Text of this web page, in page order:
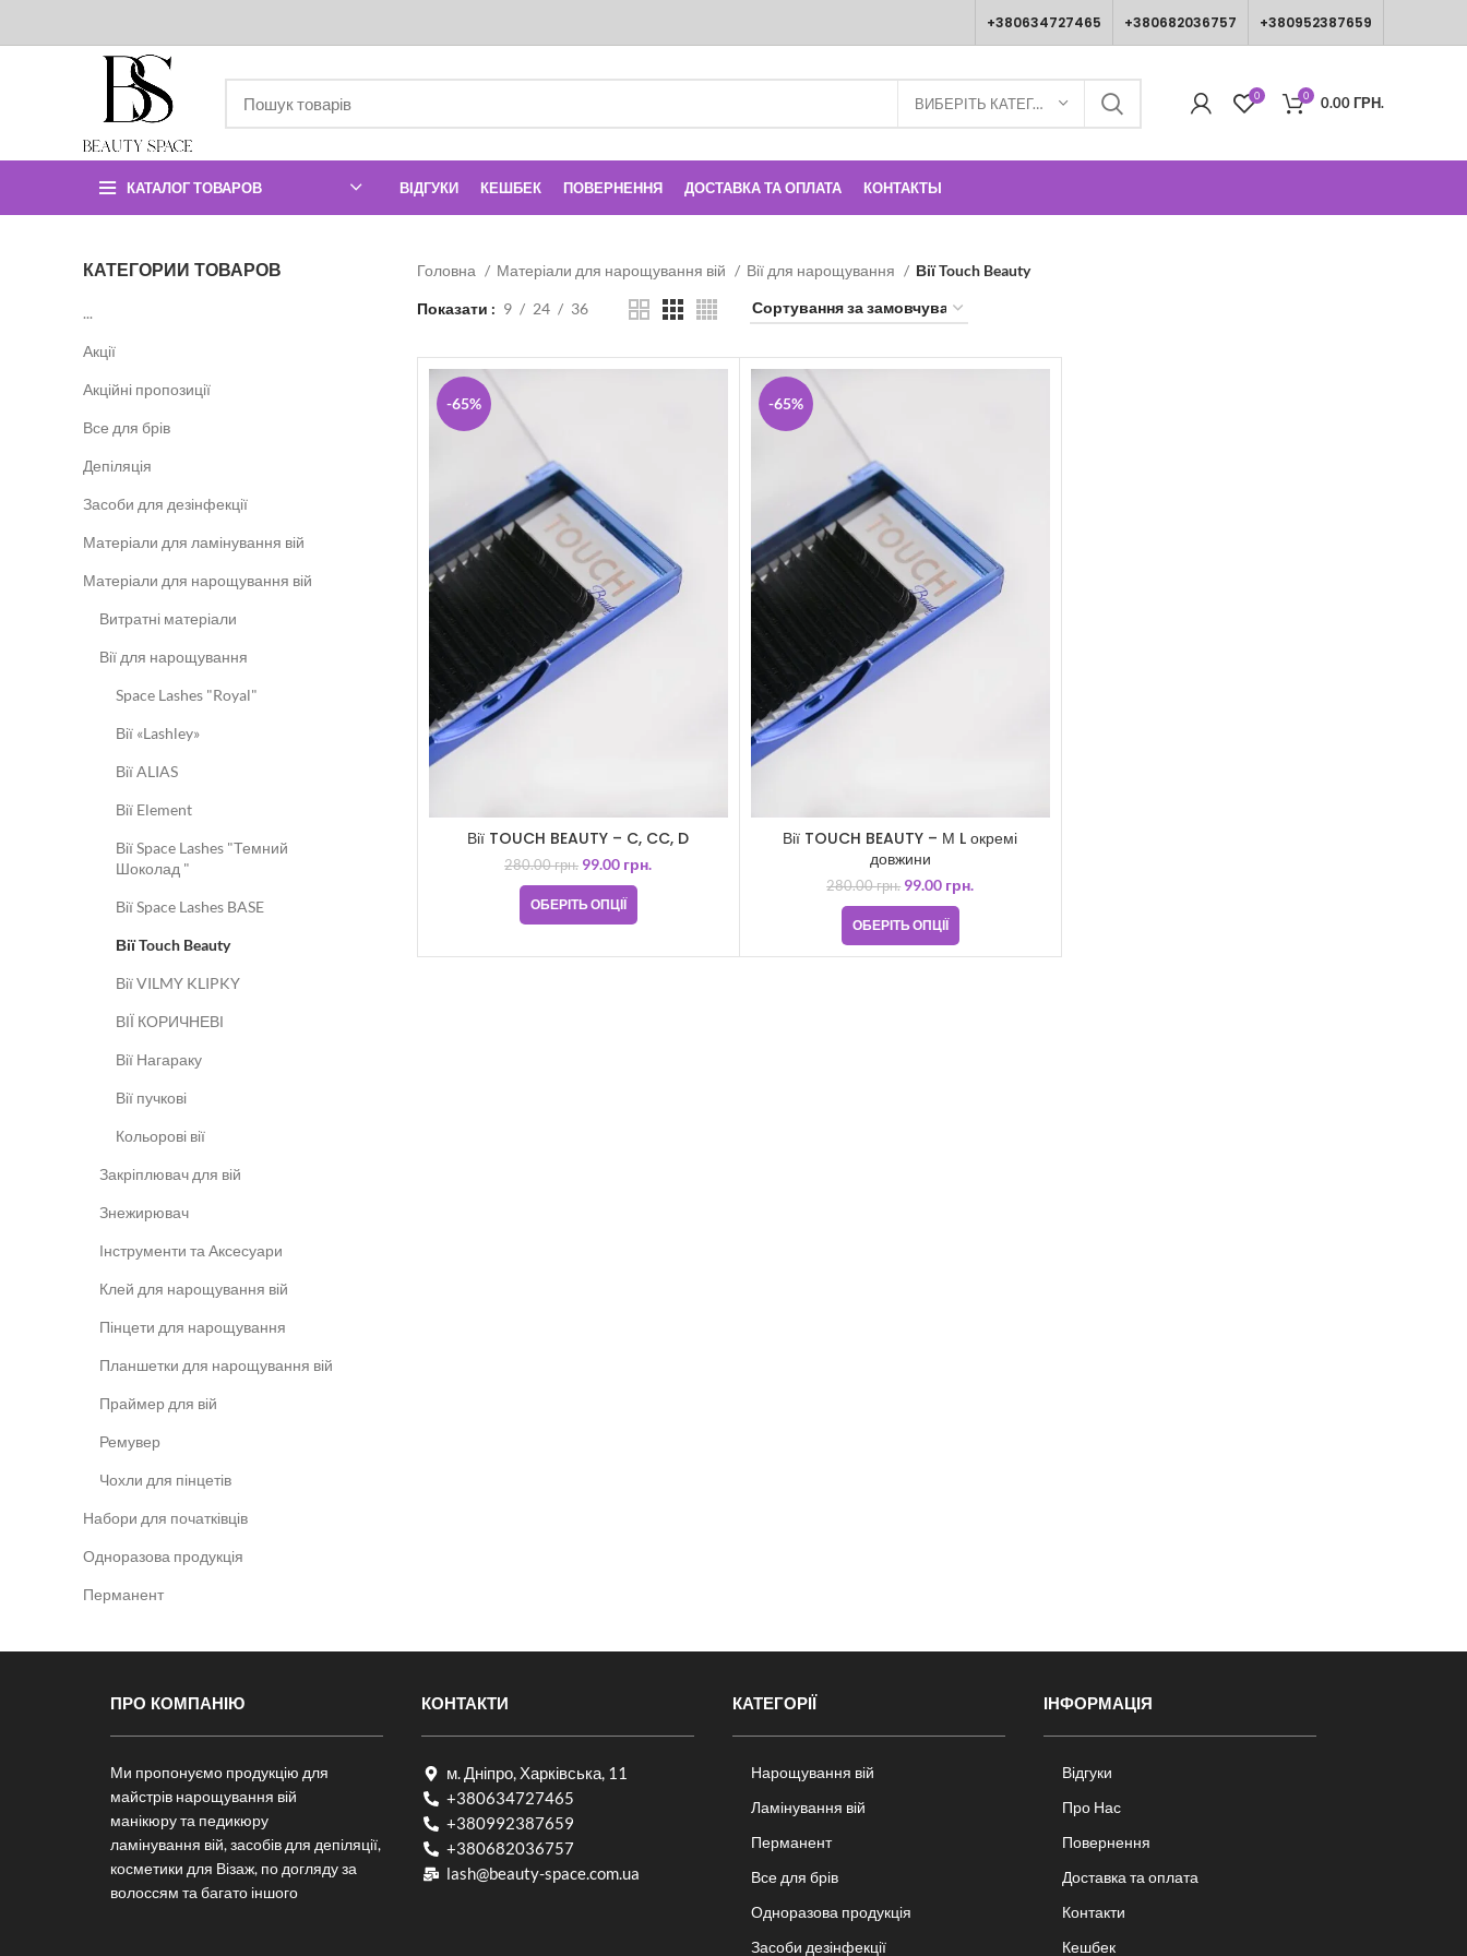
+380634727465 +380682036757 +380952387659
ВИБЕРІТЬ КАТЕГОРІЮ 0 0 0.00ГРН.
КАТАЛОГ ТОВАРОВ ВІДГУКИ КЕШБЕК ПОВЕРНЕННЯ ДОСТАВКА ТА ОПЛАТА КОНТАКТЫ
КАТЕГОРИИ ТОВАРОВ
...
Акції
Акційні пропозиції
Все для брів
Депіляція
Засоби для дезінфекції
Матеріали для ламінування вій
Матеріали для нарощування вій
Витратні матеріали
Вії для нарощування
Space Lashes "Royal"
Вії «Lashley»
Вії ALIAS
Вії Element
Вії Space Lashes "Темний
Шоколад "
Вії Space Lashes BASE
Вії Touch Beauty
Вії VILMY KLIPKY
ВІЇ КОРИЧНЕВІ
Вії Нагараку
Вії пучкові
Кольорові вії
Закріплювач для вій
Знежирювач
Інструменти та Аксесуари
Клей для нарощування вій
Пінцети для нарощування
Планшетки для нарощування вій
Праймер для вій
Ремувер
Чохли для пінцетів
Набори для початківців
Одноразова продукція
Перманент
Головна Матеріали для нарощування вій Вії для нарощування Вії Touch Beauty
Показати 9 24 36
-65%
Вії TOUCH BEAUTY – C, CC, D
280.00грн. 99.00 грн.
ОБЕРІТЬ ОПЦІЇ
-65%
Вії TOUCH BEAUTY – М L окремі
довжини
280.00грн. 99.00 грн.
ОБЕРІТЬ ОПЦІЇ
ПРО КОМПАНІЮ
Ми пропонуємо продукцію для
майстрів нарощування вій
манікюру та педикюру
ламінування вій, засобів для депіляції,
косметики для Візаж, по догляду за
волоссям та багато іншого
КОНТАКТИ
м. Дніпро, Харківська, 11
+380634727465
+380992387659
+380682036757​
lash@beauty-space.com.ua
КАТЕГОРІЇ
Нарощування вій
Ламінування вій
Перманент
Все для брів
Одноразова продукція
Засоби дезінфекції
ІНФОРМАЦІЯ
Відгуки
Про Нас
Повернення
Доставка та оплата
Контакти
Кешбек